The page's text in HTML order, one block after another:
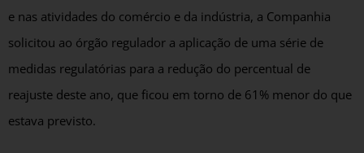
e nas atividades do comércio e da indústria, a Companhia
solicitou ao órgão regulador a aplicação de uma série de
medidas regulatórias para a redução do percentual de
reajuste deste ano, que ficou em torno de 61% menor do que
estava previsto.